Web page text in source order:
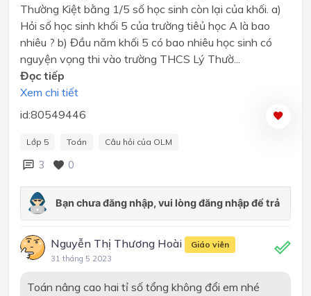
Thường Kiệt bằng 1/5 số học sinh còn lại của khối. a)
Hỏi số học sinh khối 5 của trường tiêủ học A là bao
nhiêu ? b) Đầu năm khối 5 có bao nhiêu học sinh có
nguyện vọng thi vào trường THCS Lý Thườ...
Đọc tiếp
Xem chi tiết
id:80549446
Lớp 5 Toán Câu hỏi của OLM
3 0
Nguyễn Thị Thương Hoài Giáo viên
31 tháng 5 2023
Toán nâng cao hai tỉ số tổng không đổi em nhé